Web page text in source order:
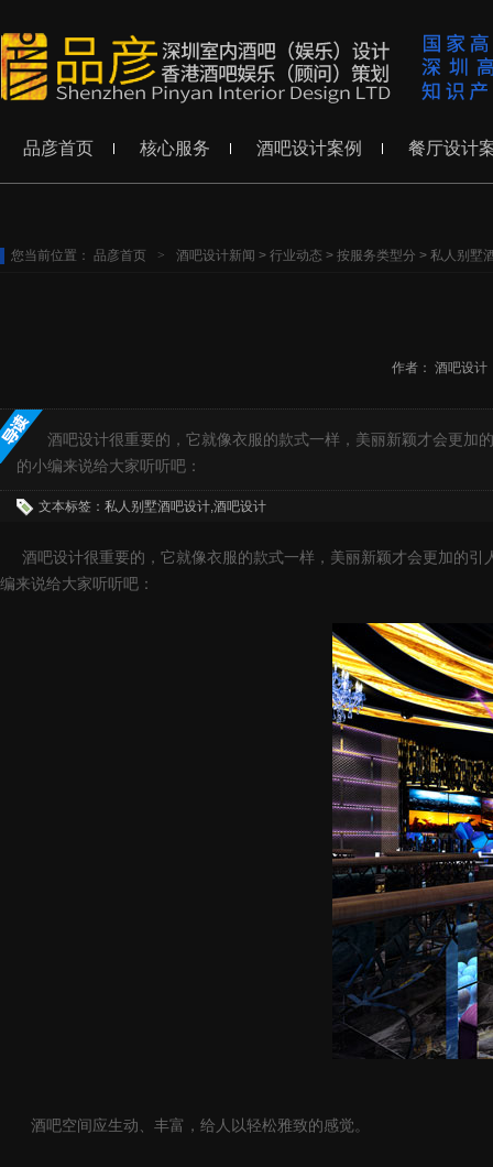
品彦首页 核心服务 酒吧设计案例 餐厅设计
您当前位置： 品彦首页 > 酒吧设计新闻 > 行业动态 > 按服务类型分 > 私人别墅
作者： 酒吧设计
酒吧设计很重要的，它就像衣服的款式一样，美丽新颖才会更加
的小编来说给大家听听吧：
文本标签：私人别墅酒吧设计,酒吧设计
酒吧设计很重要的，它就像衣服的款式一样，美丽新颖才会更加的
编来说给大家听听吧：
酒吧空间应生动、丰富，给人以轻松雅致的感觉。